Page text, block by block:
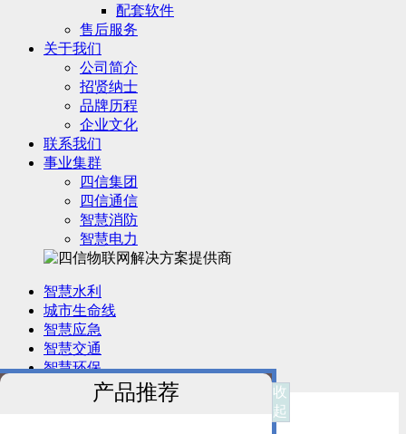
配套软件
售后服务
关于我们
公司简介
招贤纳士
品牌历程
企业文化
联系我们
事业集群
四信集团
四信通信
智慧消防
智慧电力
智慧水利
城市生命线
智慧应急
智慧交通
智慧环保
收
起
产品推荐